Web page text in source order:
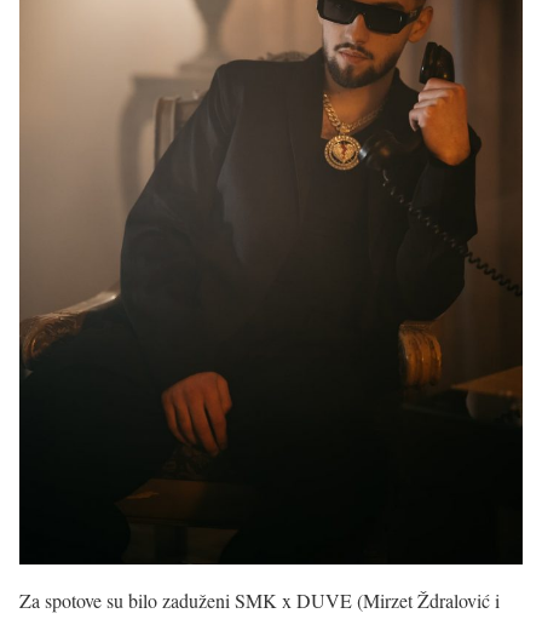
Za spotove su bilo zaduženi SMK x DUVE (Mirzet Ždralović i